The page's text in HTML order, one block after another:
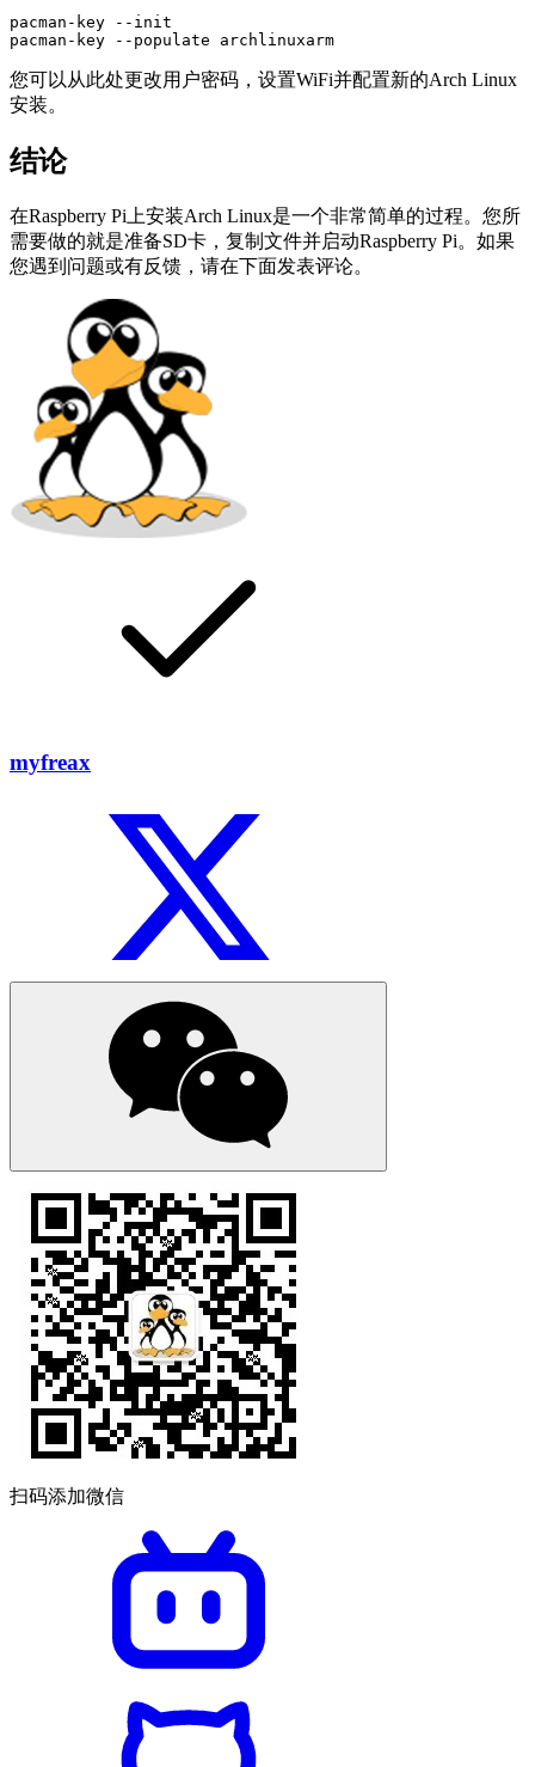
pacman-key --init
pacman-key --populate archlinuxarm
您可以从此处更改用户密码，设置WiFi并配置新的Arch Linux
安装。
结论
在Raspberry Pi上安装Arch Linux是一个非常简单的过程。您所
需要做的就是准备SD卡，复制文件并启动Raspberry Pi。如果
您遇到问题或有反馈，请在下面发表评论。
myfreax
扫码添加微信